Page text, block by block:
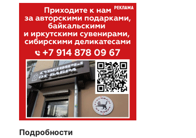
Подробности